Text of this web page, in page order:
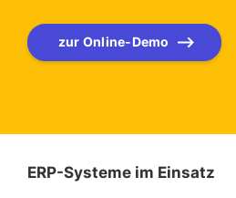
zur Online-Demo
ERP-Systeme im Einsatz